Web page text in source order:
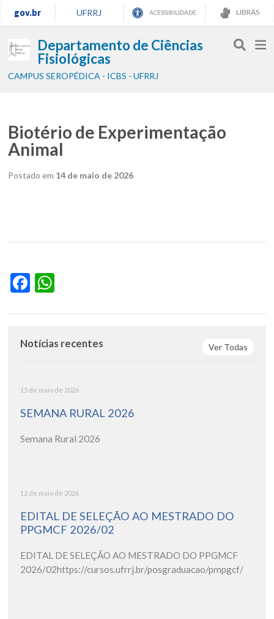
gov.br UFRRJ ACESSIBILIDADE LIBRAS
Departamento de Ciências
Fisiológicas
CAMPUS SEROPÉDICA - ICBS - UFRRJ
Biotério de Experimentação
Animal
Postado em 14 de maio de 2026
Facebook
Ver Todas
Notícias recentes
15 de maio de 2026
SEMANA RURAL 2026
Semana Rural 2026
12 de maio de 2026
EDITAL DE SELEÇÃO AO MESTRADO DO
PPGMCF 2026/02
EDITAL DE SELEÇÃO AO MESTRADO DO PPGMCF
2026/02https://cursos.ufrrj.br/posgraduacao/pmpgcf/